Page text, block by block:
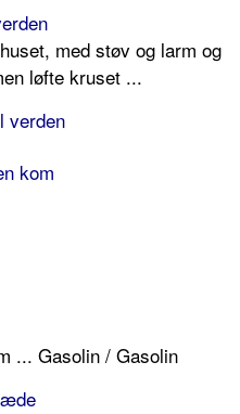
med støv og larm og
løfte kruset ...
verden
kom
... Gasolin / Gasolin